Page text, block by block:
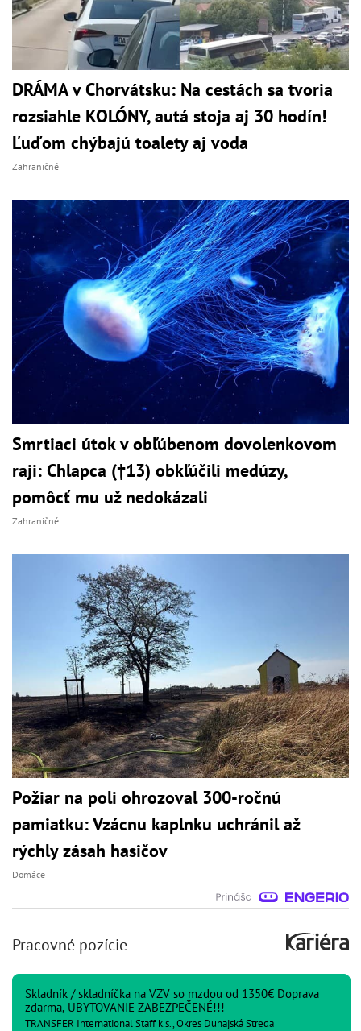
DRÁMA v Chorvátsku: Na cestách sa tvoria
rozsiahle KOLÓNY, autá stoja aj 30 hodín!
Ľuďom chýbajú toalety aj voda
Zahraničné
Smrtiaci útok v obľúbenom dovolenkovom
raji: Chlapca (†13) obkľúčili medúzy,
pomôcť mu už nedokázali
Zahraničné
Požiar na poli ohrozoval 300-ročnú
pamiatku: Vzácnu kaplnku uchránil až
rýchly zásah hasičov
Domáce
Pracovné pozície
Skladník / skladníčka na VZV so mzdou od 1350€ Doprava
zdarma, UBYTOVANIE ZABEZPEČENÉ!!!
TRANSFER International Staff k.s., Okres Dunajská Streda